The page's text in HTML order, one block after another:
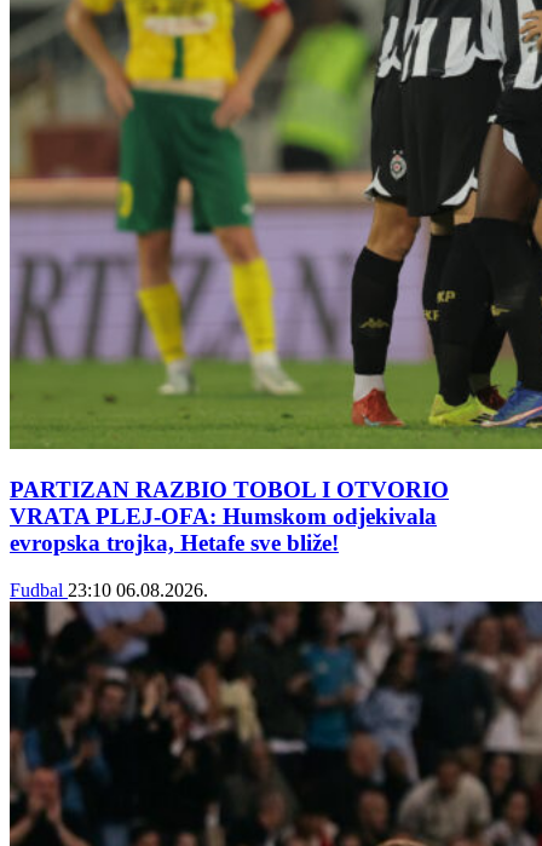
PARTIZAN RAZBIO TOBOL I OTVORIO
VRATA PLEJ-OFA: Humskom odjekivala
evropska trojka, Hetafe sve bliže!
Fudbal 23:10 06.08.2026.